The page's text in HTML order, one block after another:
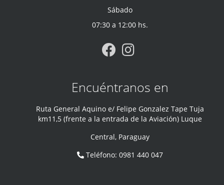
Sábado
07:30 a 12:00 hs.
Encuéntranos en
Ruta General Aquino e/ Felipe Gonzalez Tape Tuja
km11,5 (frente a la entrada de la Aviación) Luque
Central, Paraguay
Teléfono:0981 440 047